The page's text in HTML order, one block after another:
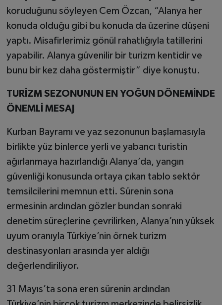
koruduğunu söyleyen Cem Özcan, “Alanya her
konuda olduğu gibi bu konuda da üzerine düşeni
yaptı. Misafirlerimiz gönül rahatlığıyla tatillerini
yapabilir. Alanya güvenilir bir turizm kentidir ve
bunu bir kez daha göstermiştir” diye konuştu.
TURİZM SEZONUNUN EN YOĞUN DÖNEMİNDE
ÖNEMLİ MESAJ
Kurban Bayramı ve yaz sezonunun başlamasıyla
birlikte yüz binlerce yerli ve yabancı turistin
ağırlanmaya hazırlandığı Alanya’da, yangın
güvenliği konusunda ortaya çıkan tablo sektör
temsilcilerini memnun etti. Sürenin sona
ermesinin ardından gözler bundan sonraki
denetim süreçlerine çevrilirken, Alanya’nın yüksek
uyum oranıyla Türkiye’nin örnek turizm
destinasyonları arasında yer aldığı
değerlendiriliyor.
31 Mayıs’ta sona eren sürenin ardından